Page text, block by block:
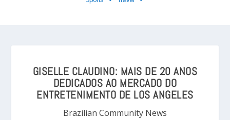
GISELLE CLAUDINO: MAIS DE 20 ANOS
DEDICADOS AO MERCADO DO
ENTRETENIMENTO DE LOS ANGELES
Brazilian Community News